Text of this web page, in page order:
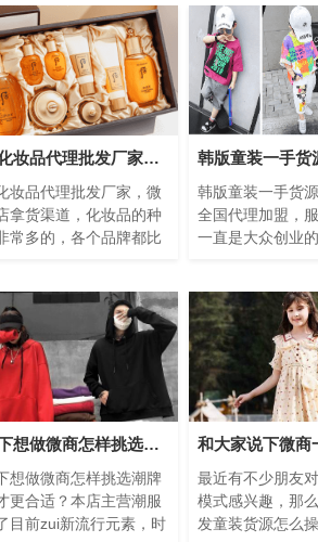
韩国化妆品代理批发厂家，微商网店拿货渠道
妆品代理批发厂家，微
拿货渠道，化妆品的种
常多的，各个品牌都比
韩版童装一手货
全国代理加盟，
一直是大众创业
普及下想做微商怎样挑选潮牌货源才更合适
想做微商怎样挑选潮牌
更合适？本店主营潮服
目前zui新流行元素，时
最近有不少朋友
模式感兴趣，那
发童装货源怎么